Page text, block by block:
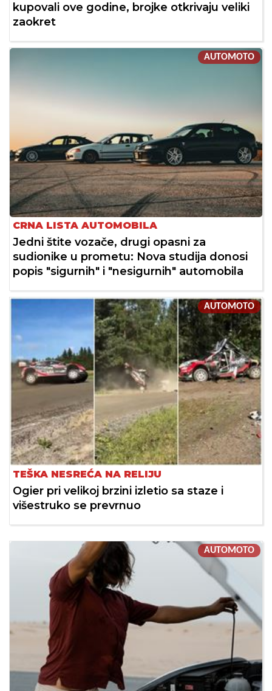
kupovali ove godine, brojke otkrivaju veliki
zaokret
AUTOMOTO
CRNA LISTA AUTOMOBILA
Jedni štite vozače, drugi opasni za
sudionike u prometu: Nova studija donosi
popis "sigurnih" i "nesigurnih" automobila
AUTOMOTO
TEŠKA NESREĆA NA RELIJU
Ogier pri velikoj brzini izletio sa staze i
višestruko se prevrnuo
AUTOMOTO